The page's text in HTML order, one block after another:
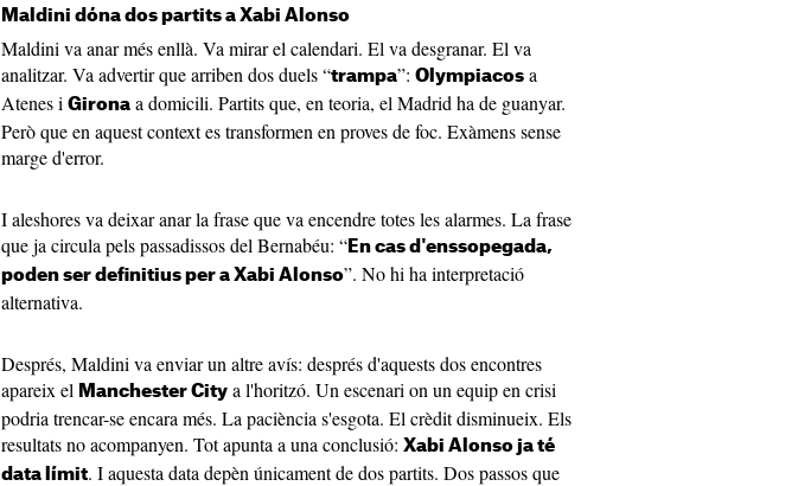
Maldini dóna dos partits a Xabi Alonso
Maldini va anar més enllà. Va mirar el calendari. El va desgranar. El va
analitzar. Va advertir que arriben dos duels “trampa”: Olympiacos a
Atenes i Girona a domicili. Partits que, en teoria, el Madrid ha de guanyar.
Però que en aquest context es transformen en proves de foc. Exàmens sense
marge d'error.
I aleshores va deixar anar la frase que va encendre totes les alarmes. La frase
que ja circula pels passadissos del Bernabéu: “ En cas d'enssopegada,
poden ser definitius per a Xabi Alonso”. No hi ha interpretació
alternativa.
Després, Maldini va enviar un altre avís: després d'aquests dos encontres
apareix el Manchester City a l'horitzó. Un escenari on un equip en crisi
podria trencar-se encara més. La paciència s'esgota. El crèdit disminueix. Els
resultats no acompanyen. Tot apunta a una conclusió: Xabi Alonso ja té
data límit. I aquesta data depèn únicament de dos partits. Dos passos que